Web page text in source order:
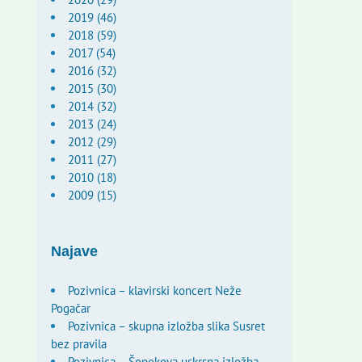
2019 (46)
2018 (59)
2017 (54)
2016 (32)
2015 (30)
2014 (32)
2013 (24)
2012 (29)
2011 (27)
2010 (18)
2009 (15)
Najave
Pozivnica – klavirski koncert Neže
Pogačar
Pozivnica – skupna izložba slika Susret
bez pravila